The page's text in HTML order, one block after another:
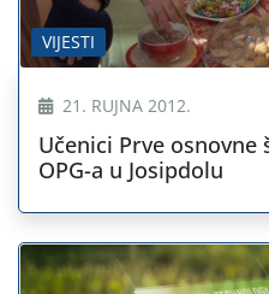
VIJESTI
21. RUJNA 2012.
Učenici Prve
OPG-a u Josipdolu